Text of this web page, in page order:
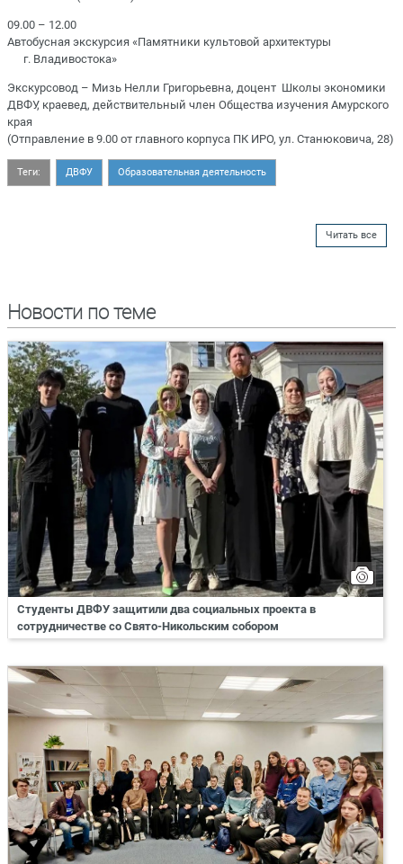
09.00 – 12.00
Автобусная экскурсия «Памятники культовой архитектуры
г. Владивостока»
Экскурсовод – Мизь Нелли Григорьевна, доцент Школы экономики
ДВФУ, краевед, действительный член Общества изучения Амурского
края
(Отправление в 9.00 от главного корпуса ПК ИРО, ул. Станюковича, 28)
Теги: ДВФУ Образовательная деятельность
Читать все
Новости по теме
Студенты ДВФУ защитили два социальных проекта в
сотрудничестве со Свято-Никольским собором